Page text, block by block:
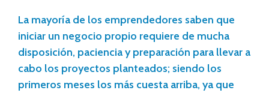
La mayoría de los emprendedores saben que
iniciar un negocio propio requiere de mucha
disposición, paciencia y preparación para llevar a
cabo los proyectos planteados; siendo los
primeros meses los más cuesta arriba, ya que